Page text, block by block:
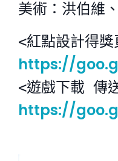
美術：洪伯維
<紅點設計得
https://
<遊戲下載 傳
https://